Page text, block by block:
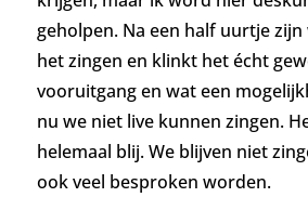
geholpen. Na een half uurtje zijn
het zingen en klinkt het écht
vooruitgang en wat een
nu we niet live kunnen zingen.
helemaal blij.We blijven niet
ook veel besproken worden.